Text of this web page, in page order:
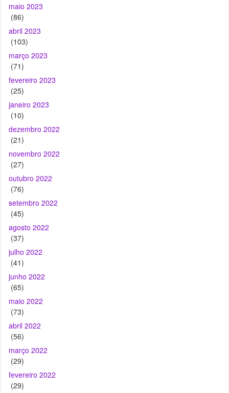
maio 2023
(86)
abril 2023
(103)
março 2023
(71)
fevereiro 2023
(25)
janeiro 2023
(10)
dezembro 2022
(21)
novembro 2022
(27)
outubro 2022
(76)
setembro 2022
(45)
agosto 2022
(37)
julho 2022
(41)
junho 2022
(65)
maio 2022
(73)
abril 2022
(56)
março 2022
(29)
fevereiro 2022
(29)